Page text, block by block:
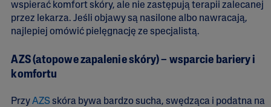
wspierać komfort skóry, ale nie zastępują terapii zalecanej
przez lekarza. Jeśli objawy są nasilone albo nawracają,
najlepiej omówić pielęgnację ze specjalistą.
AZS (atopowe zapalenie skóry) – wsparcie bariery i
komfortu
PrzyAZSskóra bywa bardzo sucha, swędząca i podatna na